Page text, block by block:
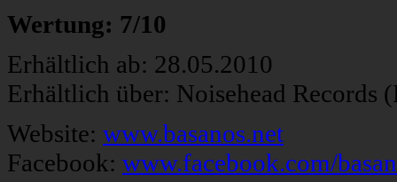
Wertung: 7/10
Erhältlich ab: 28.05.2010
Erhältlich über: Noisehead Records
Website: www.basanos.net
Facebook: www.facebook.com/